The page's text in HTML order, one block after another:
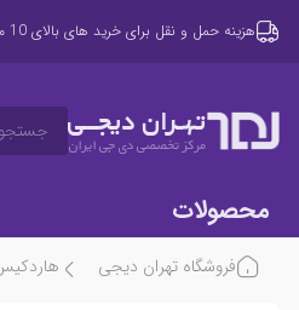
هزینه حمل و نقل برای خرید های بالای 10 میلیون تومان رایگان است.
تهـران دیجــی
مرکز تخصصی دی جی ایران
محصولات
فروشگاه تهران دیجی